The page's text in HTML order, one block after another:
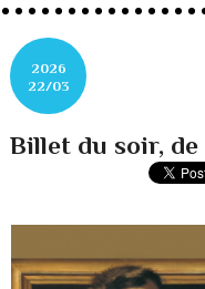
2026
22/03
Billet du soir,